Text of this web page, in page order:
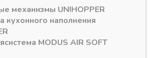
с
Mebax 450-137
(425х137х54) серый
жемчуг
5398,49₽
механизмы UNIHOPPER
кухонного наполнения
система MODUS AIR SOFT